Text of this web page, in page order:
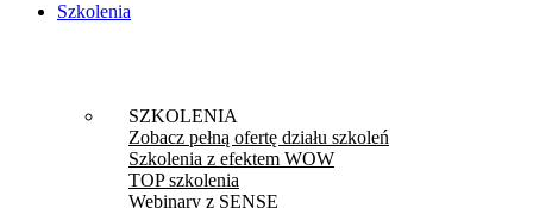
Szkolenia
SZKOLENIA
Zobacz pełną ofertę działu szkoleń
Szkolenia z efektem WOW
TOP szkolenia
Webinary z SENSE